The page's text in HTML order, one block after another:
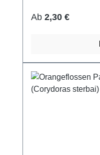
Regulärer Preis:
Ab 2,30 €